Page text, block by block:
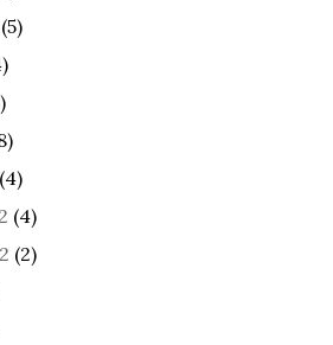
(5)
(4)
(4)
(2)